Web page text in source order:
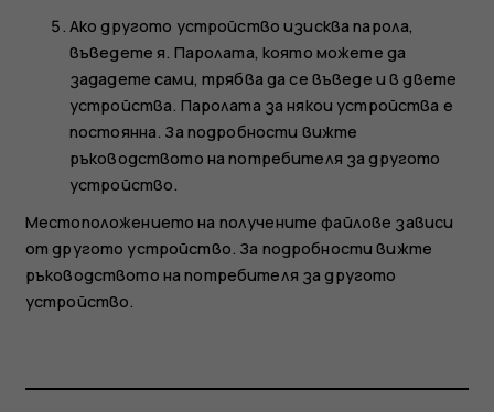
Ако другото устройство изисква парола,
въведете я. Паролата, която можете да
зададете сами, трябва да се въведе и в двете
устройства. Паролата за някои устройства е
постоянна. За подробности вижте
ръководството на потребителя за другото
устройство.
Местоположението на получените файлове зависи
от другото устройство. За подробности вижте
ръководството на потребителя за другото
устройство.